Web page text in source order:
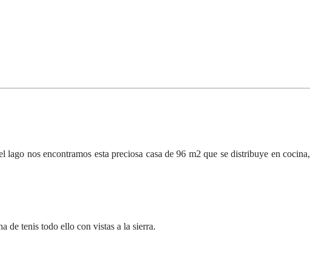
nos encontramos esta preciosa casa de 96 m2 que se distribuye en cocina,
de tenis todo ello con vistas a la sierra.